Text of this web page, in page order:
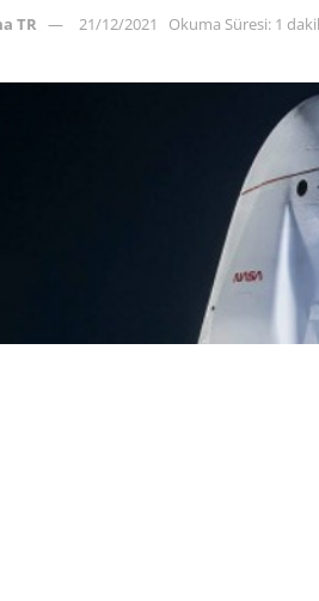
TR 21/12/2021 Okuma Süresi: 1